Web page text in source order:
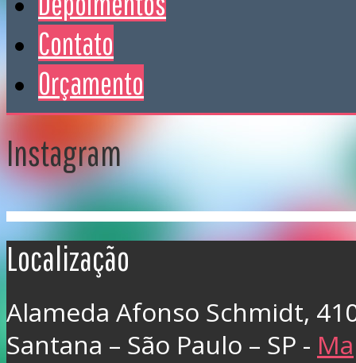
Contato
Orçamento
Instagram
Localização
Alameda Afonso Schmidt,
Santana – São Paulo – SP -